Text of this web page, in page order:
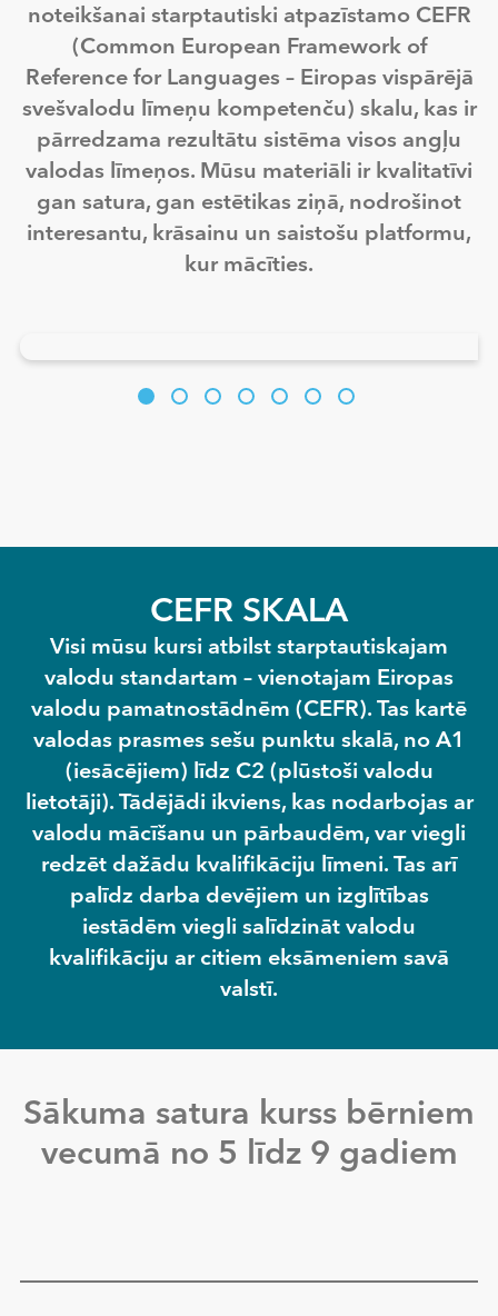
noteikšanai starptautiski atpazīstamo CEFR
(Common European Framework of
Reference for Languages – Eiropas vispārējā
svešvalodu līmeņu kompetenču) skalu, kas ir
pārredzama rezultātu sistēma visos angļu
valodas līmeņos. Mūsu materiāli ir kvalitatīvi
gan satura, gan estētikas ziņā, nodrošinot
interesantu, krāsainu un saistošu platformu,
kur mācīties.
CEFR SKALA
Visi mūsu kursi atbilst starptautiskajam
valodu standartam – vienotajam Eiropas
valodu pamatnostādnēm (CEFR). Tas kartē
valodas prasmes sešu punktu skalā, no A1
(iesācējiem) līdz C2 (plūstoši valodu
lietotāji). Tādējādi ikviens, kas nodarbojas ar
valodu mācīšanu un pārbaudēm, var viegli
redzēt dažādu kvalifikāciju līmeni. Tas arī
palīdz darba devējiem un izglītības
iestādēm viegli salīdzināt valodu
kvalifikāciju ar citiem eksāmeniem savā
valstī.
Sākuma satura kurss bērniem
vecumā no 5 līdz 9 gadiem